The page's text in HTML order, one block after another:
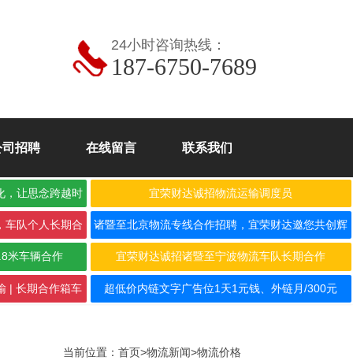
24小时咨询热线：
187-6750-7689
司招聘 在线留言 联系我们
，让思念跨越时 宜荣财达诚招物流运输调度员
车队个人长期合 诸暨至北京物流专线合作招聘，宜荣财达邀您共创辉
煌！
米车辆合作 宜荣财达诚招诸暨至宁波物流车队长期合作
| 长期合作箱车 超低价内链文字广告位1天1元钱、外链月/300元
当前位置： 首页>物流新闻>物流价格